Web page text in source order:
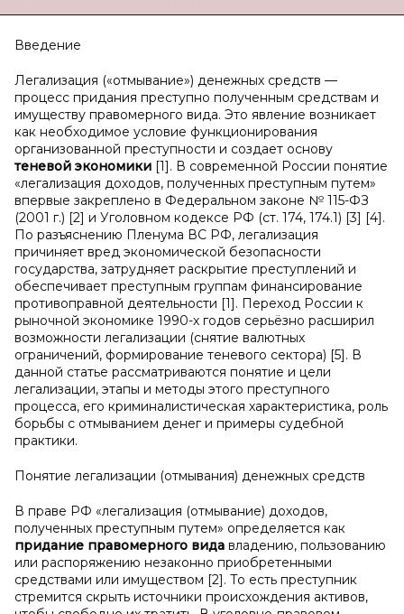
Введение
Легализация («отмывание») денежных средств —
процесс придания преступно полученным средствам и
имуществу правомерного вида. Это явление возникает
как необходимое условие функционирования
организованной преступности и создает основу
теневой экономики [1]. В современной России понятие
«легализация доходов, полученных преступным путем»
впервые закреплено в Федеральном законе № 115-ФЗ
(2001 г.) [2] и Уголовном кодексе РФ (ст. 174, 174.1) [3] [4].
По разъяснению Пленума ВС РФ, легализация
причиняет вред экономической безопасности
государства, затрудняет раскрытие преступлений и
обеспечивает преступным группам финансирование
противоправной деятельности [1]. Переход России к
рыночной экономике 1990-х годов серьёзно расширил
возможности легализации (снятие валютных
ограничений, формирование теневого сектора) [5]. В
данной статье рассматриваются понятие и цели
легализации, этапы и методы этого преступного
процесса, его криминалистическая характеристика, роль
борьбы с отмыванием денег и примеры судебной
практики.
Понятие легализации (отмывания) денежных средств
В праве РФ «легализация (отмывание) доходов,
полученных преступным путем» определяется как
придание правомерного вида владению, пользованию
или распоряжению незаконно приобретенными
средствами или имуществом [2]. То есть преступник
стремится скрыть источники происхождения активов,